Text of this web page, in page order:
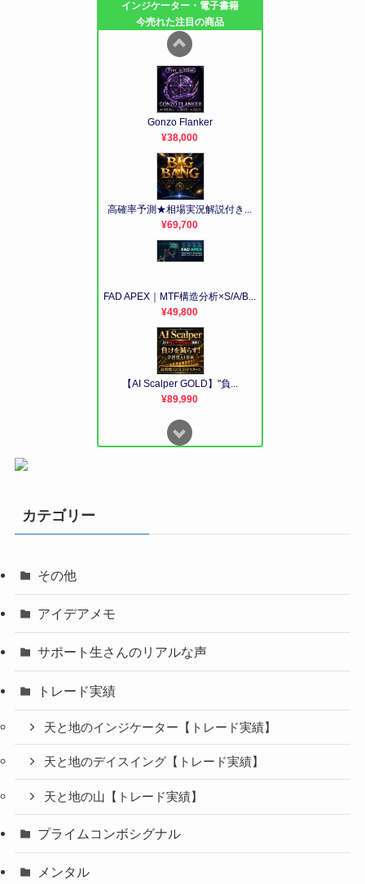
カテゴリー
その他
アイデアメモ
サポート生さんのリアルな声
トレード実績
天と地のインジケーター【トレード実績】
天と地のデイスイング【トレード実績】
天と地の山【トレード実績】
プライムコンボシグナル
メンタル